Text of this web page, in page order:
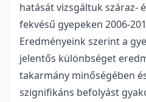
hatását vizsgáltuk száraz-
fekvésű gyepeken 2006-
Eredményeink szerint a
jelentős különbséget
takarmány minőségében
szignifikáns befolyást